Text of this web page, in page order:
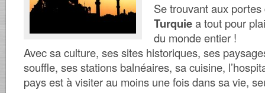
Se trouvant aux portes
Turquiea tout pour
du monde entier !
Avec sa culture, ses sites historiques, ses
souffle, ses stations balnéaires, sa cuisine,
pays est àvisiter au moins une fois dans sa vie,